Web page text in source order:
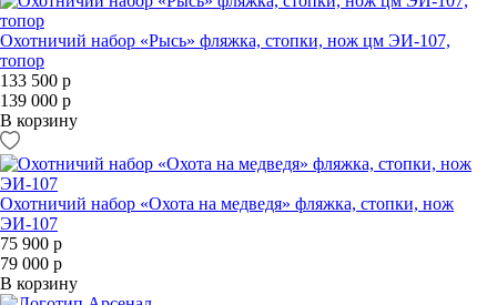
Охотничий набор «Рысь» фляжка, стопки, нож цм ЭИ-107,
топор
133 500 р
139 000 р
В корзину
Охотничий набор «Охота на медведя» фляжка, стопки, нож
ЭИ-107
75 900 р
79 000 р
В корзину